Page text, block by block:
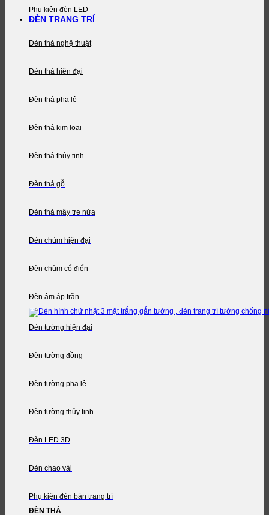
Phụ kiện đèn LED
ĐÈN TRANG TRÍ
Đèn thả nghệ thuật
Đèn thả hiện đại
Đèn thả pha lê
Đèn thả kim loại
Đèn thả thủy tinh
Đèn thả gỗ
Đèn thả mây tre nứa
Đèn chùm hiện đại
Đèn chùm cổ điển
Đèn âm áp trần
Đèn tường hiện đại
Đèn tường đồng
Đèn tường pha lê
Đèn tường thủy tinh
Đèn LED 3D
Đèn chao vải
Phụ kiện đèn bàn trang trí
ĐÈN THẢ